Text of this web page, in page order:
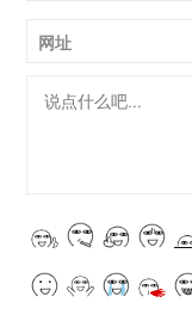
网址